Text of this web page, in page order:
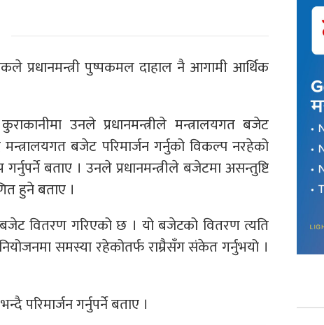
पुष्पकमल दाहाल नै आगामी आर्थिक
उनले प्रधानमन्त्रीले मन्त्रालयगत बजेट
बजेट परिमार्जन गर्नुको विकल्प नरहेको
बताए । उनले प्रधानमन्त्रीले बजेटमा असन्तुष्टि
हुने बताए ।
वितरण गरिएको छ । यो बजेटको वितरण त्यति
समस्या रहेकोतर्फ राम्रैसँग संकेत गर्नुभयो ।
परिमार्जन गर्नुपर्ने बताए ।